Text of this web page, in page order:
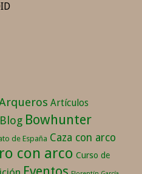
Artículos
Blog Bowhunter
de España Caza con arco
con arco Curso de